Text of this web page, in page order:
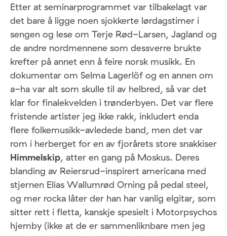
Etter at seminarprogrammet var tilbakelagt var
det bare å ligge noen sjokkerte lørdagstimer i
sengen og lese om Terje Rød-Larsen, Jagland og
de andre nordmennene som dessverre brukte
krefter på annet enn å feire norsk musikk. En
dokumentar om Selma Lagerlöf og en annen om
a-ha var alt som skulle til av helbred, så var det
klar for finalekvelden i trønderbyen. Det var flere
fristende artister jeg ikke rakk, inkludert enda
flere folkemusikk-avledede band, men det var
rom i herberget for en av fjorårets store snakkiser
Himmelskip, atter en gang på Moskus. Deres
blanding av Reiersrud-inspirert americana med
stjernen Elias Wallumrød Orning på pedal steel,
og mer rocka låter der han har vanlig elgitar, som
sitter rett i fletta, kanskje spesielt i Motorpsychos
hjemby (ikke at de er sammenliknbare men jeg